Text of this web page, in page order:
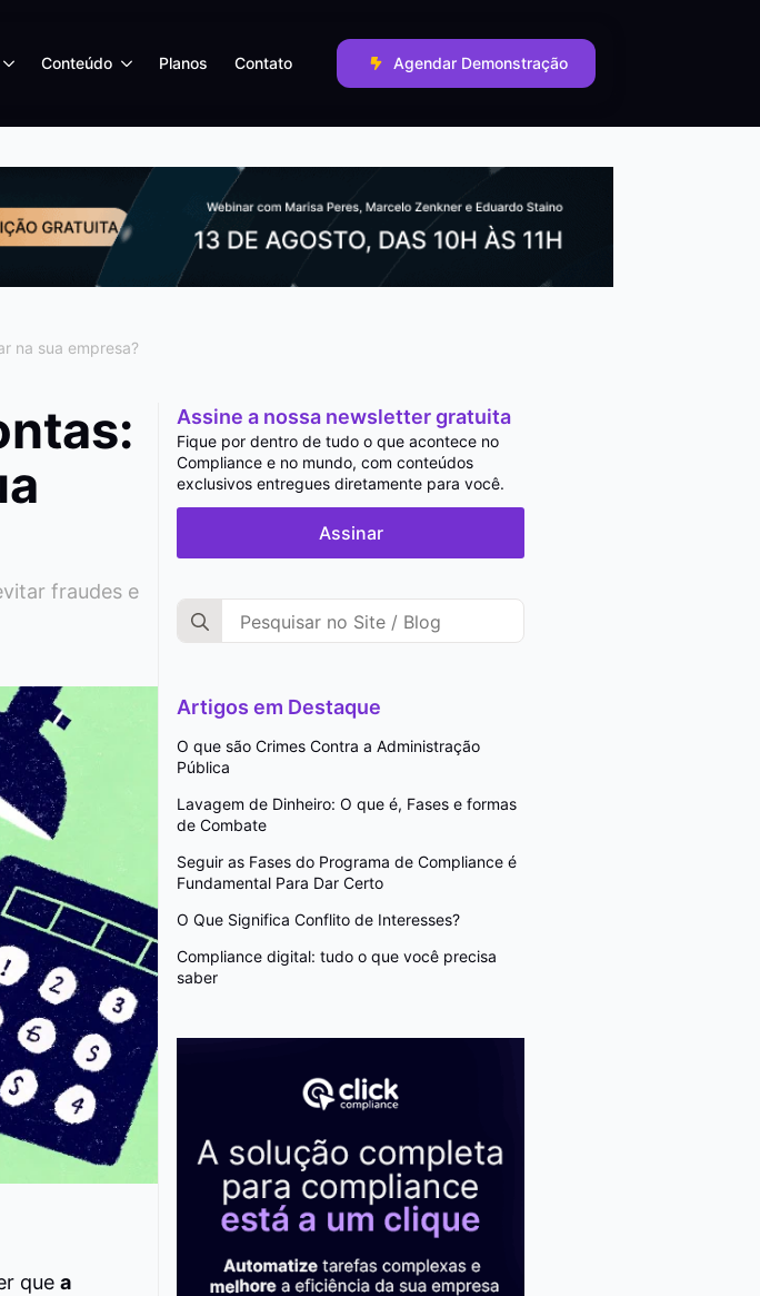
Conteúdo Planos Contato Agendar Demonstração
na sua empresa?
fraudes e
que a
Assine a nossa newsletter gratuita
Fique por dentro de tudo o que acontece no
Compliance e no mundo, com conteúdos
exclusivos entregues diretamente para você.
Assinar
Search
for:
Artigos em Destaque
O que são Crimes Contra a Administração
Pública
Lavagem de Dinheiro: O que é, Fases e formas
de Combate
Seguir as Fases do Programa de Compliance é
Fundamental Para Dar Certo
O Que Significa Conflito de Interesses?
Compliance digital: tudo o que você precisa
saber